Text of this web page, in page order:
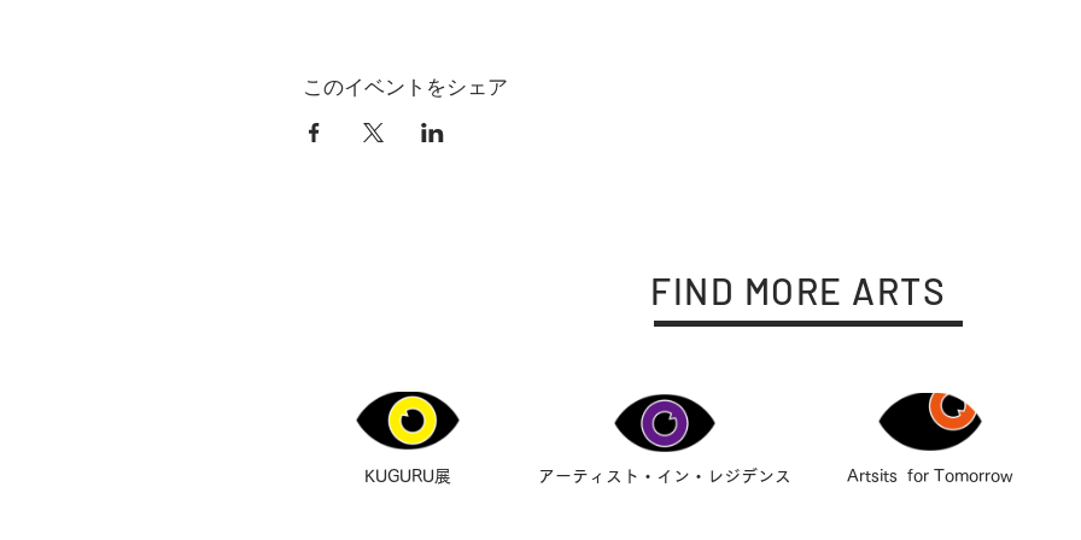
このイベントをシェア
FIND MORE ARTS
KUGURU展 アーティスト・イン・レジデンス Artsits for Tomorrow